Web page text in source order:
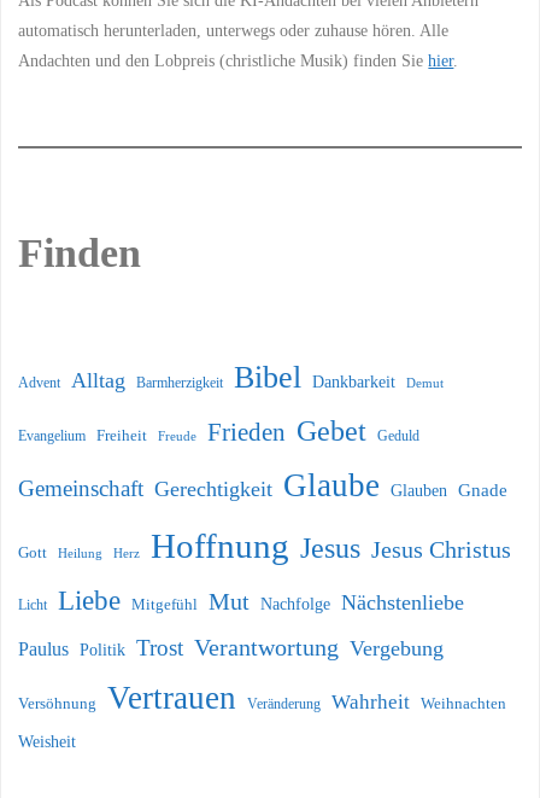
automatisch herunterladen, unterwegs oder zuhause hören. Alle
Andachten und den Lobpreis (christliche Musik) finden Siehier.
Finden
Advent Alltag Barmherzigkeit Bibel Dankbarkeit Demut
Evangelium Freiheit Freude Frieden Gebet Geduld
Gemeinschaft Gerechtigkeit Glaube Glauben Gnade
Gott Heilung Herz Hoffnung Jesus Jesus Christus
Licht Liebe Mitgefühl Mut Nachfolge Nächstenliebe
Paulus Politik Trost Verantwortung Vergebung
Versöhnung Vertrauen Veränderung Wahrheit Weihnachten
Weisheit